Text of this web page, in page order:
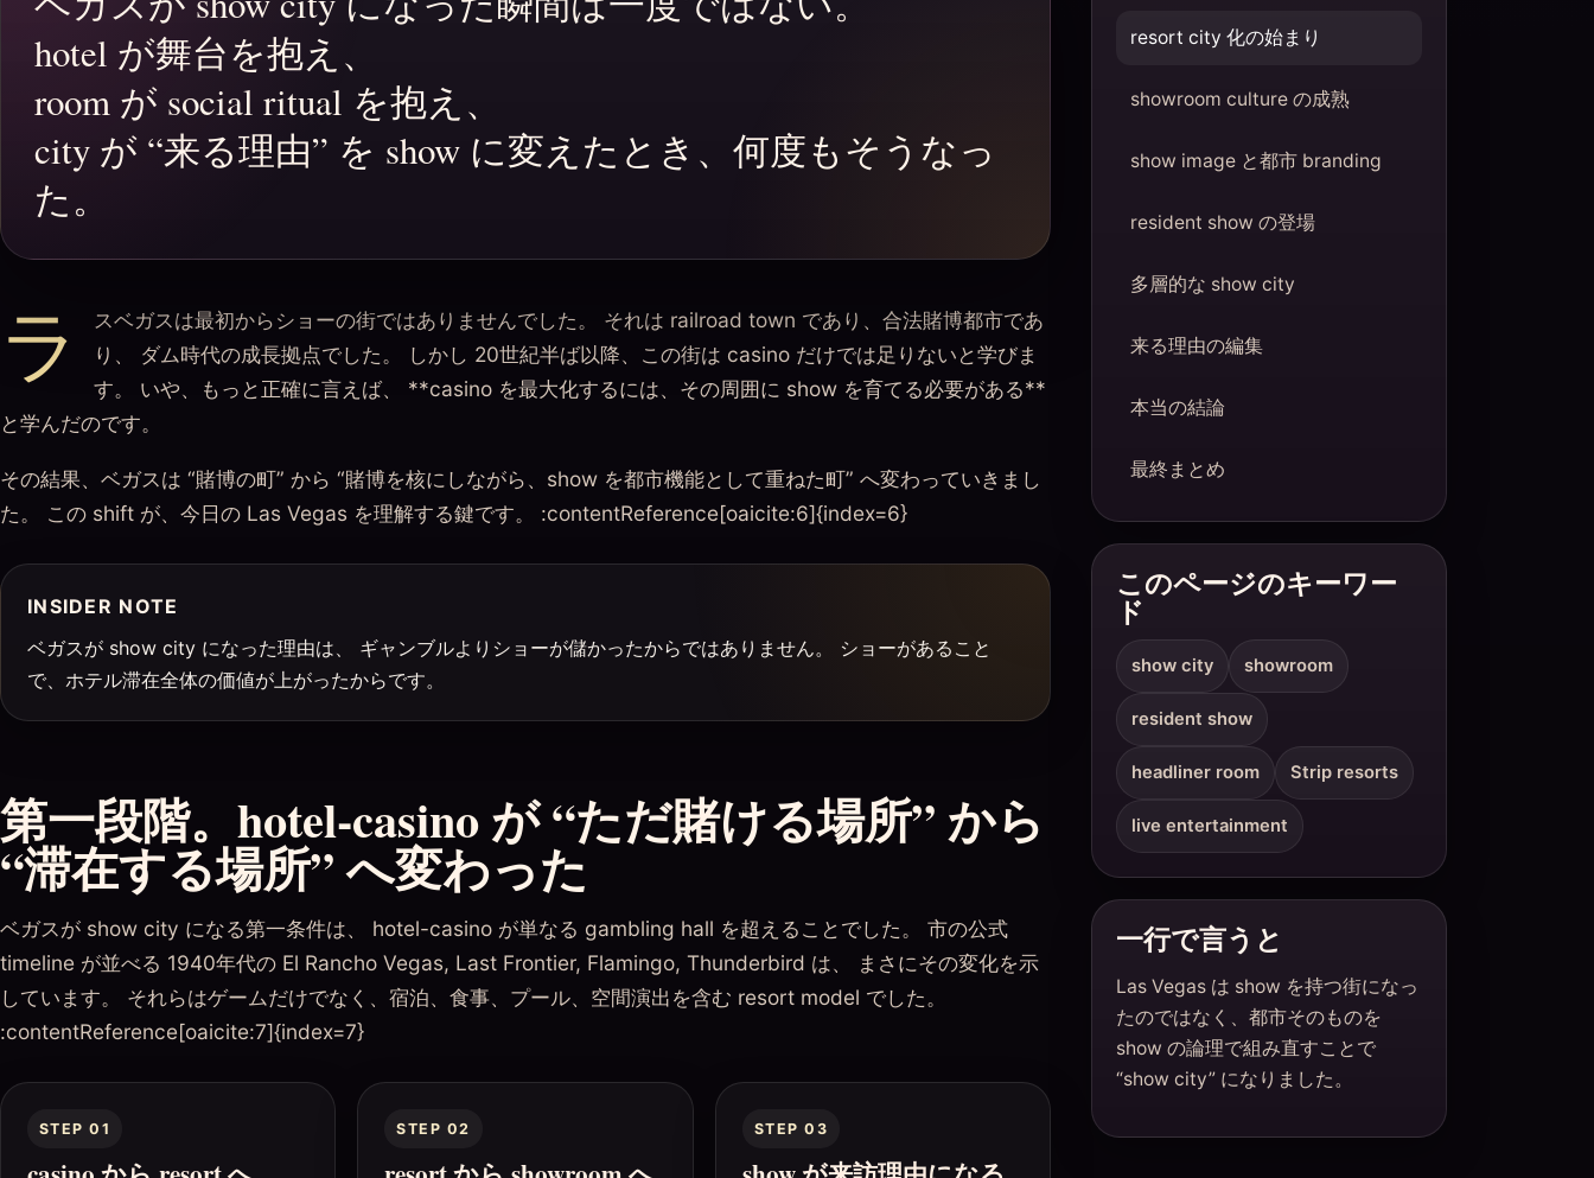
hotel が舞台を抱え、
room が social ritual を抱え、
city が “来る理由” を show に変えたとき、何度もそうなっ
た。
ラ
スベガスは最初からショーの街ではありませんでした。 それは railroad town であり、合法賭博都市であ
り、 ダム時代の成長拠点でした。 しかし 20世紀半ば以降、この街は casino だけでは足りないと学びま
す。 いや、もっと正確に言えば、 **casino を最大化するには、その周囲に show を育てる必要がある**
と学んだのです。
その結果、ベガスは “賭博の町” から “賭博を核にしながら、show を都市機能として重ねた町” へ変わっていきまし
た。 この shift が、今日の Las Vegas を理解する鍵です。 :contentReference[oaicite:6]{index=6}
INSIDER NOTE
ベガスが show city になった理由は、 ギャンブルよりショーが儲かったからではありません。 ショーがあること
で、ホテル滞在全体の価値が上がったからです。
第一段階。hotel-casino が “ただ賭ける場所” から
“滞在する場所” へ変わった
ベガスが show city になる第一条件は、 hotel-casino が単なる gambling hall を超えることでした。 市の公式
timeline が並べる 1940年代の El Rancho Vegas, Last Frontier, Flamingo, Thunderbird は、 まさにその変化を示
しています。 それらはゲームだけでなく、宿泊、食事、プール、空間演出を含む resort model でした。
:contentReference[oaicite:7]{index=7}
STEP 01 STEP 02 STEP 03
resort city 化の始まり
showroom culture の成熟
show image と都市 branding
resident show の登場
多層的な show city
来る理由の編集
本当の結論
最終まとめ
このページのキーワー
ド
show city showroom
resident show
headliner room Strip resorts
live entertainment
一行で言うと
Las Vegas は show を持つ街になっ
たのではなく、都市そのものを
show の論理で組み直すことで
“show city” になりました。